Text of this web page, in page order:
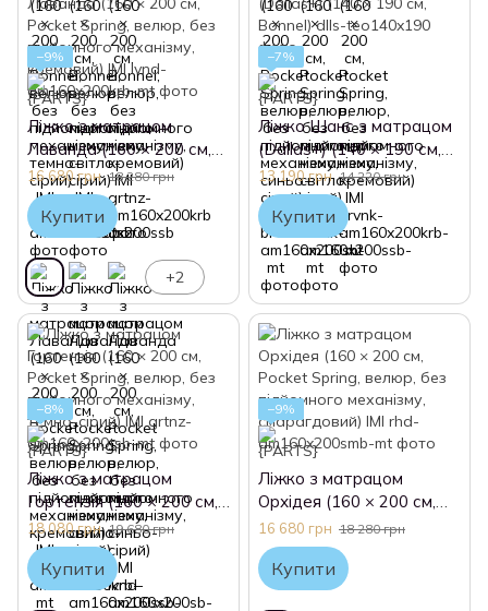
−9%
Ліжко з матрацом
Лаванда (160 × 200 см,
Pocket Spring, велюр, без
підйомного механізму,
кремовий) IMI
16 680 грн 18 280 грн
Купити
+2
−7%
Ліжко Шанс з матрацом
(Dallas+) (140 × 190 см,
Bonnel)
13 190 грн 14 220 грн
Купити
−8%
Ліжко з матрацом
Гортензія (160 × 200 см,
Pocket Spring, велюр, без
підйомного механізму,
темно-сірий) IMI
18 080 грн 19 680 грн
Купити
−9%
Ліжко з матрацом
Орхідея (160 × 200 см,
Pocket Spring, велюр, без
підйомного механізму,
смарагдовий) IMI
16 680 грн 18 280 грн
Купити